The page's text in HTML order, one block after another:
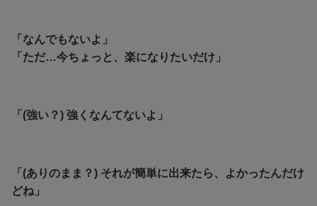
「なんでもないよ」
「ただ…今ちょっと、楽になりたいだけ」
「(強い？) 強くなんてないよ」
「(ありのまま？) それが簡単に出来たら、よかったんだけ
どね」